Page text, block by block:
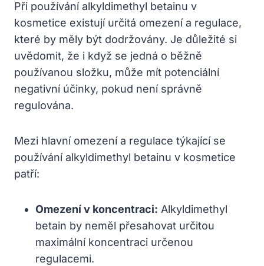
Při používání alkyldimethyl betainu v
kosmetice existují určitá omezení a regulace,
které by měly být dodržovány. Je důležité si
uvědomit, že i když se jedná o běžně
používanou složku, může mít potenciální
negativní účinky, pokud není správně
regulována.
Mezi hlavní omezení a regulace týkající se
používání alkyldimethyl betainu v kosmetice
patří:
Omezení v koncentraci: Alkyldimethyl
betain by neměl přesahovat určitou
maximální koncentraci určenou
regulacemi.